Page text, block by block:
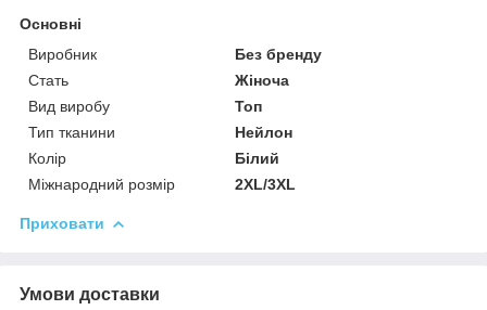
Основні
Виробник
Без бренду
Стать
Жіноча
Вид виробу
Топ
Тип тканини
Нейлон
Колір
Білий
Міжнародний розмір
2XL/3XL
Приховати
Умови доставки